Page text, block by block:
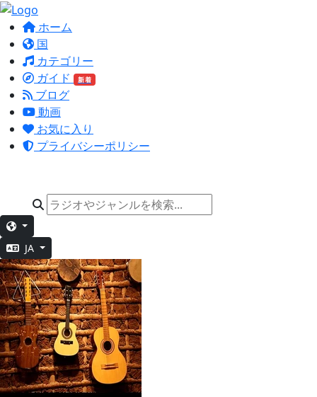
ホーム
国
カテゴリー
ガイド
新着
ブログ
動画
お気に入り
プライバシーポリシー
JA